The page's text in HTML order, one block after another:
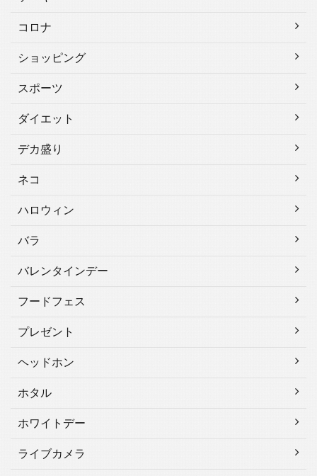
コロナ
ショッピング
スポーツ
ダイエット
デカ盛り
ネコ
ハロウィン
バラ
バレンタインデー
フードフェス
プレゼント
ヘッドホン
ホタル
ホワイトデー
ライブカメラ